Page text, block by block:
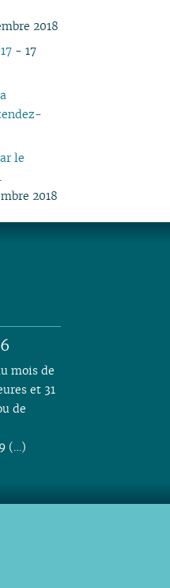
01
01
03
2018
- 17
le
2018
mois de
et 31
de
(…)